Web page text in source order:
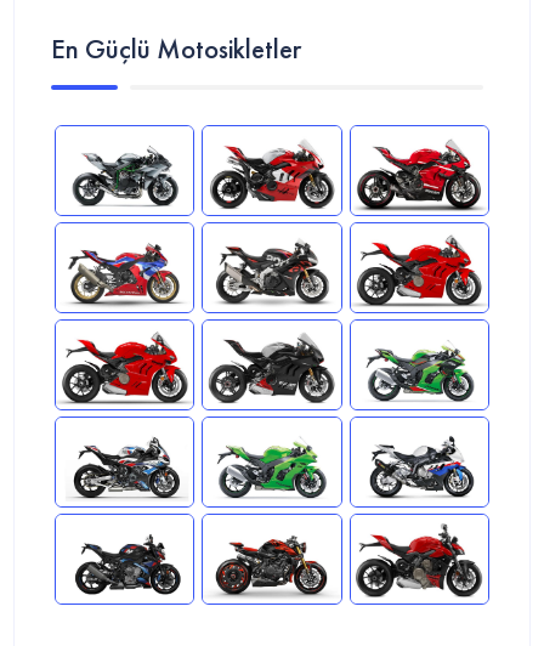
En Güçlü Motosikletler